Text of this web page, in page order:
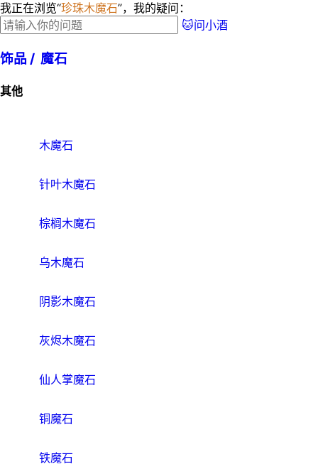
我正在浏览“珍珠木魔石”，我的疑问：
🐱问小酒
饰品 / 魔石
其他
木魔石
针叶木魔石
棕榈木魔石
乌木魔石
阴影木魔石
灰烬木魔石
仙人掌魔石
铜魔石
铁魔石